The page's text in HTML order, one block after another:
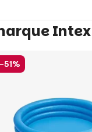
Intex
-51%